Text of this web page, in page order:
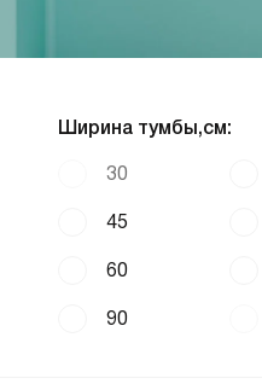
Ширина тумбы,см:
30
45
60
90